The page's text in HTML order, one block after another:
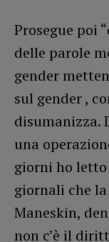
Prosegue poi
delle parole
gender
sul gender ,
disumanizza.
una
giorni ho
giornali che
Maneskin,
non c’è il